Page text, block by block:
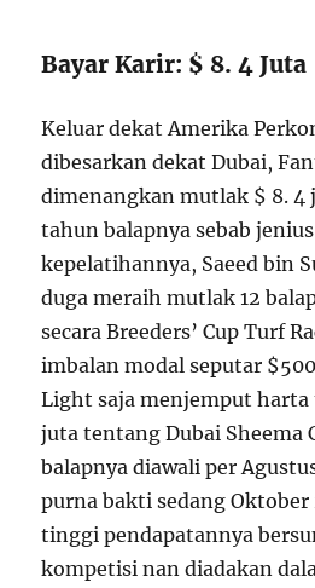
Bayar Karir: $ 8. 4 Juta
Keluar dekat Amerika
dibesarkan dekat Dubai,
dimenangkan mutlak $ 8. 4
tahun balapnya sebab
kepelatihannya, Saeed bin
duga meraih mutlak 12
secara Breeders’ Cup Turf
imbalan modal seputar
Light saja menjemput
juta tentang Dubai Sheema
balapnya diawali per
purna bakti sedang Oktober
tinggi pendapatannya
kompetisi nan diadakan